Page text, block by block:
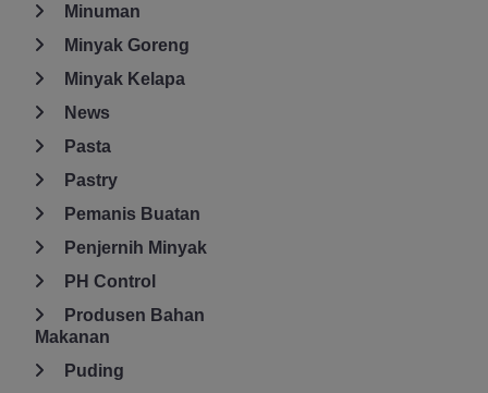
Minuman
Minyak Goreng
Minyak Kelapa
News
Pasta
Pastry
Pemanis Buatan
Penjernih Minyak
PH Control
Produsen Bahan
Makanan
Puding